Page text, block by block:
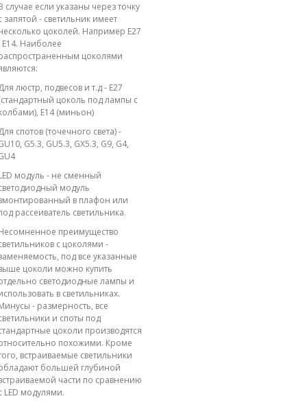
случае если указаны через точку
запятой - светильник имеет
цоколей. Например E27
E14. Наиболее
цоколями
люстр, подвесов и т.д - E27
цоколь под лампы с
E14 (миньон)
спотов (точечного света) -
G5.3, GU5.3, GX5.3, G9, G4,
модуль - не сменный
модуль
в плафон или
рассеиватель светильника.
преимущество
с цоколями -
под все указанные
цоколи можно купить
светодиодные лампы и
в светильниках.
- размерность, все
и споты под
цоколи производятся
похожими. Кроме
встраиваемые светильники
большей глубиной
части по сравнению
LED модулями.